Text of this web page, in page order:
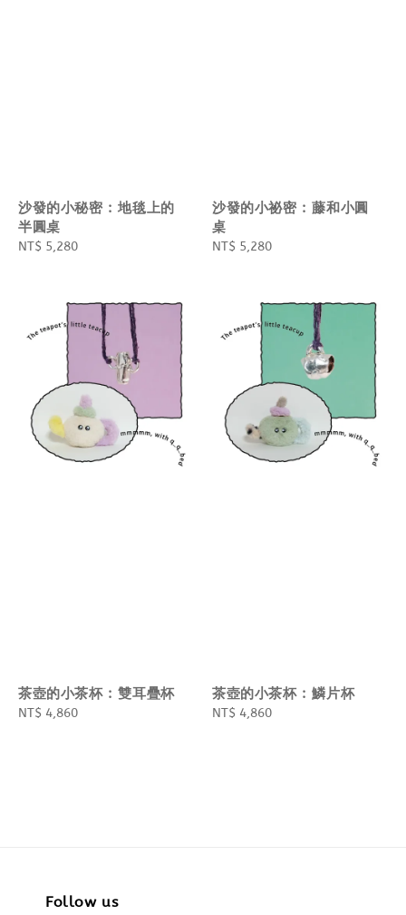
沙發的小秘密 : 地毯上的
半圓桌
Regular
NT$ 5,280
沙發的小祕密 : 藤和小圓
桌
Regular
NT$ 5,280
茶壺的小茶杯 : 雙耳疊杯
Regular
NT$ 4,860
茶壺的小茶杯 : 鱗片杯
Regular
NT$ 4,860
Follow us